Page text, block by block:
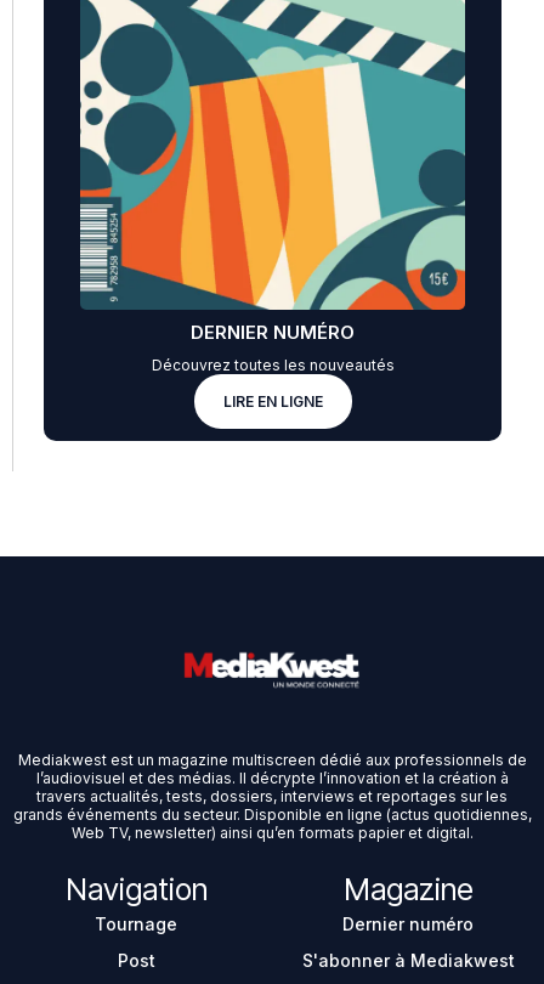
DERNIER NUMÉRO
Découvrez toutes les nouveautés
LIRE EN LIGNE
Mediakwest est un magazine multiscreen dédié aux professionnels de
l’audiovisuel et des médias. Il décrypte l’innovation et la création à
travers actualités, tests, dossiers, interviews et reportages sur les
grands événements du secteur. Disponible en ligne (actus quotidiennes,
Web TV, newsletter) ainsi qu’en formats papier et digital.
Navigation
Tournage
Post
Magazine
Dernier numéro
S'abonner à Mediakwest